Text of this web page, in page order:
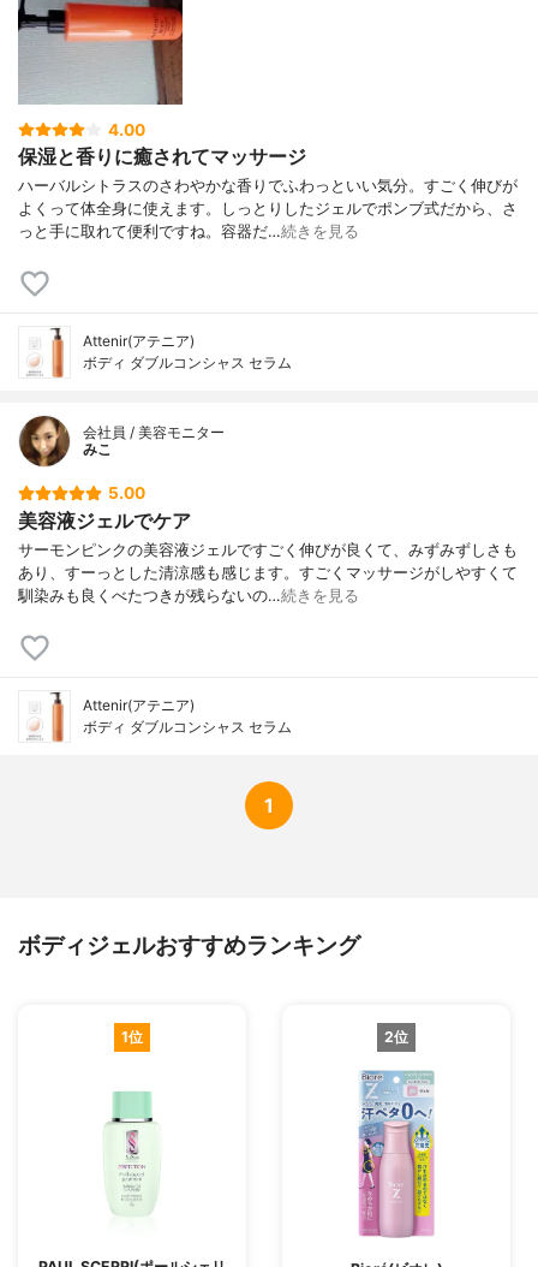
4.00
保湿と香りに癒されてマッサージ
ハーバルシトラスのさわやかな香りでふわっといい気分。すごく伸びが
よくって体全身に使えます。しっとりしたジェルでポンブ式だから、さ
っと手に取れて便利ですね。容器だ…続きを見る
Attenir(アテニア)
ボディ ダブルコンシャス セラム
会社員 / 美容モニター
みこ
5.00
美容液ジェルでケア
サーモンピンクの美容液ジェルですごく伸びが良くて、みずみずしさも
あり、すーっとした清涼感も感じます。すごくマッサージがしやすくて
馴染みも良くべたつきが残らないの…続きを見る
Attenir(アテニア)
ボディ ダブルコンシャス セラム
1
ボディジェルおすすめランキング
1位 2位